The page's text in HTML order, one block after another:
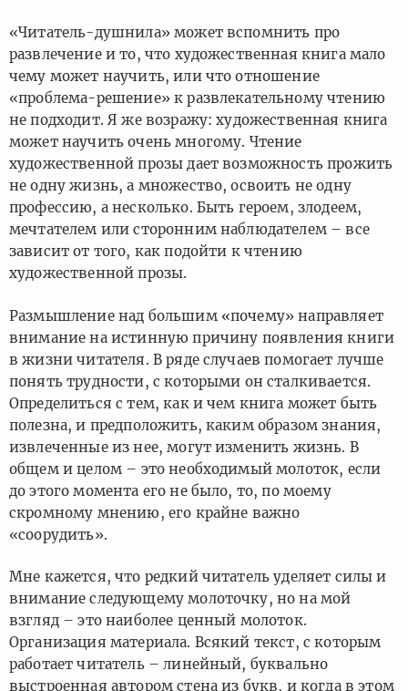
«Читатель-душнила» может вспомнить про
развлечение и то, что художественная книга мало
чему может научить, или что отношение
«проблема-решение» к развлекательному чтению
не подходит. Я же возражу: художественная книга
может научить очень многому. Чтение
художественной прозы дает возможность прожить
не одну жизнь, а множество, освоить не одну
профессию, а несколько. Быть героем, злодеем,
мечтателем или сторонним наблюдателем – все
зависит от того, как подойти к чтению
художественной прозы.
Размышление над большим «почему» направляет
внимание на истинную причину появления книги
в жизни читателя. В ряде случаев помогает лучше
понять трудности, с которыми он сталкивается.
Определиться с тем, как и чем книга может быть
полезна, и предположить, каким образом знания,
извлеченные из нее, могут изменить жизнь. В
общем и целом – это необходимый молоток, если
до этого момента его не было, то, по моему
скромному мнению, его крайне важно
«соорудить».
Мне кажется, что редкий читатель уделяет силы и
внимание следующему молоточку, но на мой
взгляд – это наиболее ценный молоток.
Организация материала. Всякий текст, с которым
работает читатель – линейный, буквально
выстроенная автором стена из букв, и когда в этом